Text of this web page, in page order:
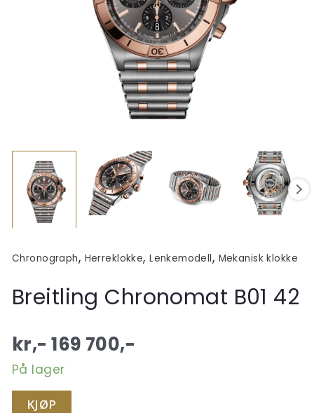
Chronograph, Herreklokke,Lenkemodell, Mekanisk klokke
Breitling Chronomat B01 42
kr,- 169 700,-
På lager
KJØP